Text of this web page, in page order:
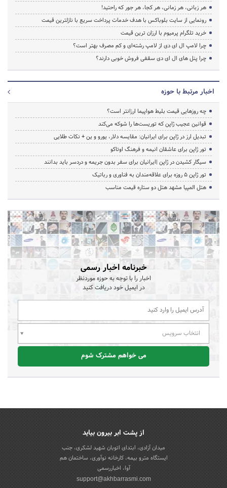
هر زبانی، هر زمانی، هر کجا، هر جور که راحتید!
رونمایی از سایت بلوباکس با هدف خدمات پرداخت سریع با نازلترین قیمت
خرید تلگرام پرمیوم با ارزان ترین قیمت
چرا لامپ ال ای دی از لامپ رشته‌ای و کم مصرف بهتر است؟
چرا پنل های ال ای دی سقفی فروش خوبی دارند؟
اخبار مرتبط با حوزه
چه روزهایی قیمت بلیط هواپیما ارزانتر است؟
قوانین عجیب ژاپن که توریست‌ها را شوکه می‌کند
تبدیل ارز در ژاپن برای ایرانیان: مقایسه دلار، یورو و ین + نکات طلایی
تور ژاپن برای عاشقان انیمه و فرهنگ اوتاکو
سیگار کشیدن در ژاپن |ایرانیان برای سفر بدون جریمه و دردسر باید بدانند
تور ژاپن ۵ روزه برای علاقه‌مندان به فناوری و رباتیک
هتل المپیا مشهد هتل دو ستاره قیمت مناسب
خبرنامه اخبار رسمی
اخبار را با توجه به حوزه موردنظر
در ایمیل خود دریافت کنید
انتخاب سرویس
می خواهم مشترک شوم
از پشت ابر بیرون بیاید
میدان آزادی، ابتدای اتوبان شهید لشکری، جنب
ایستگاه مترو بیمه، کارخانه نوآوری، ساختمان هم
آوا، اخباررسمی
support@akhbarrasmi.com